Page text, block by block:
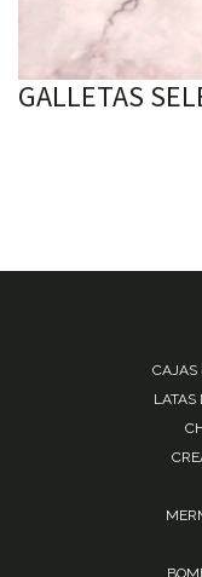
GALLETAS
CAJAS
LATAS